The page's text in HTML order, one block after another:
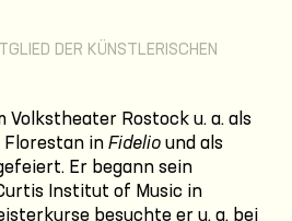
DER KÜNSTLERISCHEN
Volkstheater Rostock u. a. als
Florestan in Fidelio und als
Er begann sein
Institut of Music in
besuchte er u. a. bei